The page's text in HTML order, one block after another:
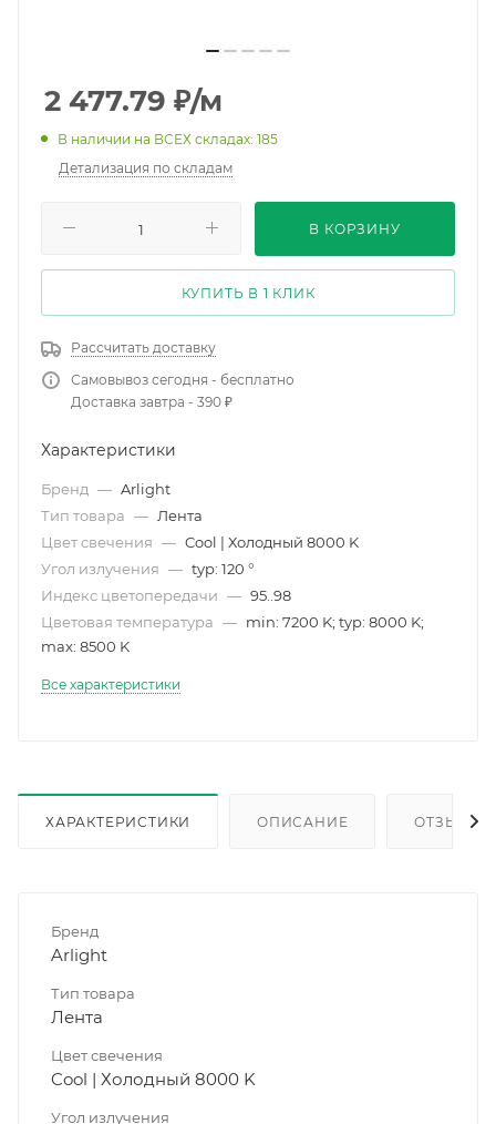
2 477.79 ₽/м
В наличии на ВСЕХ складах: 185
Детализация по складам
В КОРЗИНУ
КУПИТЬ В 1 КЛИК
Рассчитать доставку
Самовывоз сегодня - бесплатно
Доставка завтра - 390 ₽
Характеристики
Бренд — Arlight
Тип товара — Лента
Цвет свечения — Cool | Холодный 8000 K
Угол излучения — typ: 120 °
Индекс цветопередачи — 95..98
Цветовая температура — min: 7200 K; typ: 8000 K;
max: 8500 K
Все характеристики
ХАРАКТЕРИСТИКИ ОПИСАНИЕ ОТЗЫВЫ
Бренд
Arlight
Тип товара
Лента
Цвет свечения
Cool | Холодный 8000 K
Угол излучения